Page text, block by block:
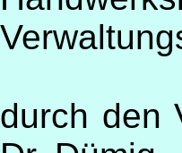
durch den